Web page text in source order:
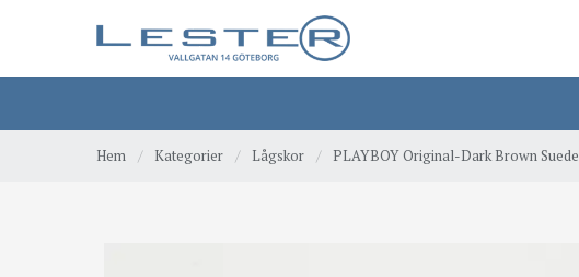
Hem / Kategorier / Lågskor / PLAYBOY Original-Dark Brown Suede